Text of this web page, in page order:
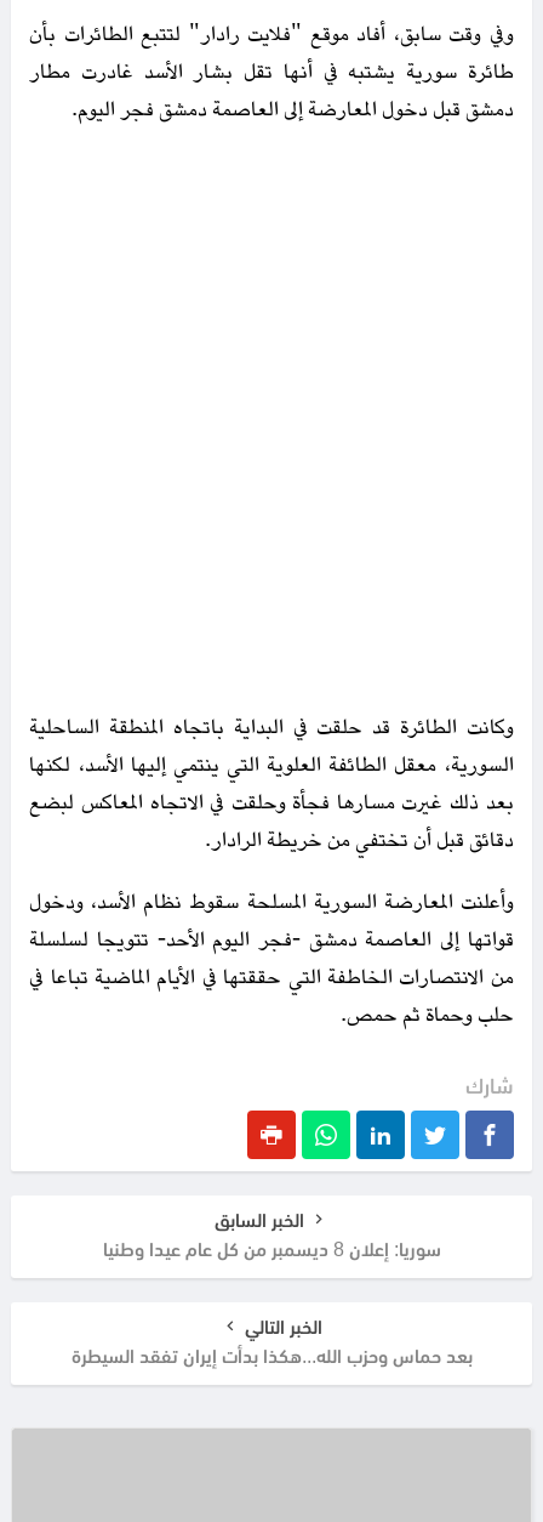
وفي وقت سابق، أفاد موقع "فلايت رادار" لتتبع الطائرات بأن
طائرة سورية يشتبه في أنها تقل بشار الأسد غادرت مطار
دمشق قبل دخول المعارضة إلى العاصمة دمشق فجر اليوم.
وكانت الطائرة قد حلقت في البداية باتجاه المنطقة الساحلية
السورية، معقل الطائفة العلوية التي ينتمي إليها الأسد، لكنها
بعد ذلك غيرت مسارها فجأة وحلقت في الاتجاه المعاكس لبضع
دقائق قبل أن تختفي من خريطة الرادار.
وأعلنت المعارضة السورية المسلحة سقوط نظام الأسد، ودخول
قواتها إلى العاصمة دمشق -فجر اليوم الأحد- تتويجا لسلسلة
من الانتصارات الخاطفة التي حققتها في الأيام الماضية تباعا في
حلب وحماة ثم حمص.
شارك
الخبر السابق
سوريا: إعلان 8 ديسمبر من كل عام عيدا وطنيا
الخبر التالي
بعد حماس وحزب الله...هكذا بدأت إيران تفقد السيطرة